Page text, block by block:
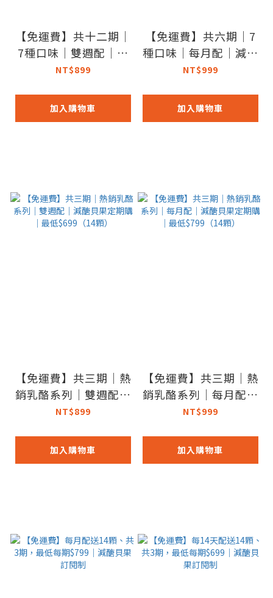
【免運費】共十二期｜
7種口味｜雙週配｜減
醣貝果定期購｜最低
NT$899
加入購物車
【免運費】共六期｜7
種口味｜每月配｜減醣
貝果定期購｜最低$69
NT$999
加入購物車
【免運費】共三期｜熱
銷乳酪系列｜雙週配｜
減醣貝果定期購｜最低
NT$899
加入購物車
【免運費】共三期｜熱
銷乳酪系列｜每月配｜
減醣貝果定期購｜最低
NT$999
加入購物車